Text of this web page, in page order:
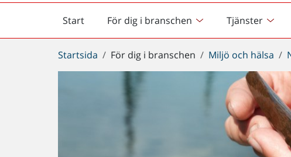
Start
Startsida För dig i branschen Tjänster
Du
är
Startsida För dig i branschen Miljö och hälsa